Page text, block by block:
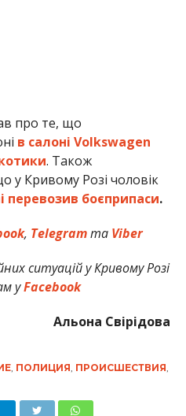
про те, що
в салоні Volkswagen
. Також
у Кривому Розі чоловік
перевозив боєприпаси.
, Telegramта Viber
ситуацій у Кривому Розі
уFacebook
Альона Свірідова
, ПОЛИЦИЯ ПРОИСШЕСТВИЯ